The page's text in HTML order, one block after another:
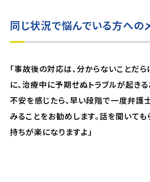
同じ状況で悩んでいる方への
「事故後の対応は、分からないことだら
に、治療中に予期せぬトラブルが起きる
不安を感じたら、早い段階で一度弁護
みることをお勧めします。話を聞いても
持ちが楽になりますよ」